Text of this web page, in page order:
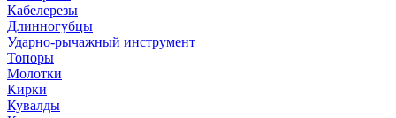
Кабелерезы
Длинногубцы
Ударно-рычажный инструмент
Топоры
Молотки
Кирки
Кувалды